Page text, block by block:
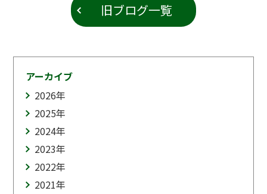
旧ブログ一覧
アーカイブ
2026年
2025年
2024年
2023年
2022年
2021年